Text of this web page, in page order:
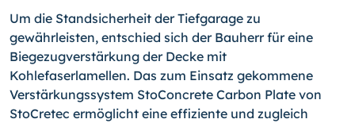
Um die Standsicherheit der Tiefgarage zu
gewährleisten, entschied sich der Bauherr für eine
Biegezugverstärkung der Decke mit
Kohlefaserlamellen. Das zum Einsatz gekommene
Verstärkungssystem StoConcrete Carbon Plate von
StoCretec ermöglicht eine effiziente und zugleich